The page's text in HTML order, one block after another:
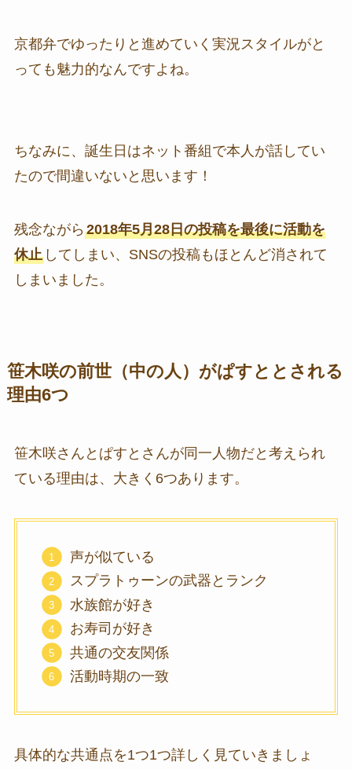
京都弁でゆったりと進めていく実況スタイルがと
っても魅力的なんですよね。
ちなみに、誕生日はネット番組で本人が話してい
たので間違いないと思います！
残念ながら 2018年5月28日の投稿を最後に活動を
休止してしまい、SNSの投稿もほとんど消されて
しまいました。
笹木咲の前世（中の人）がぱすととされる
理由6つ
笹木咲さんとぱすとさんが同一人物だと考えられ
ている理由は、大きく6つあります。
声が似ている
スプラトゥーンの武器とランク
水族館が好き
お寿司が好き
共通の交友関係
活動時期の一致
具体的な共通点を1つ1つ詳しく見ていきましょ